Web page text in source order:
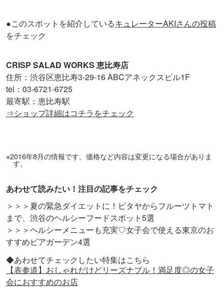
●このスポットを紹介しているキュレーターAKIさんの投稿
をチェック
CRISP SALAD WORKS 恵比寿店
住所：渋谷区恵比寿3-29-16 ABCアネックスビル1F
tel：03-6721-6725
最寄駅：恵比寿駅
⇒ショップ詳細はコチラをチェック
※2016年8月の情報です。価格など内容は変更になる場合がありま
す。
あわせて読みたい！注目の記事をチェック
＞＞＞夏の緊急ダイエットに！ピタヤからフルーツトマト
まで、渋谷のヘルシーフードスポット5選
＞＞＞ヘルシーメニューも充実♡女子会で使える東京のお
すすめビアガーデン4選
◆あわせてチェックしたい特集はこちら
【表参道】おしゃれだけどリーズナブル！満足度◎の女子
会におすすめのお店